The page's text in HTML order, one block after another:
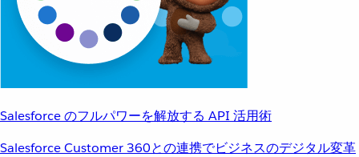
Salesforce のフルパワーを解放する API 活用術
Salesforce Customer 360との連携でビジネスのデジタル変革